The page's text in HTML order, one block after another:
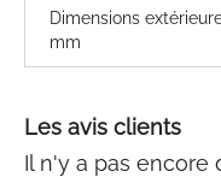
Dimensions
mm
Les avis clients
Il n'y a pas encore